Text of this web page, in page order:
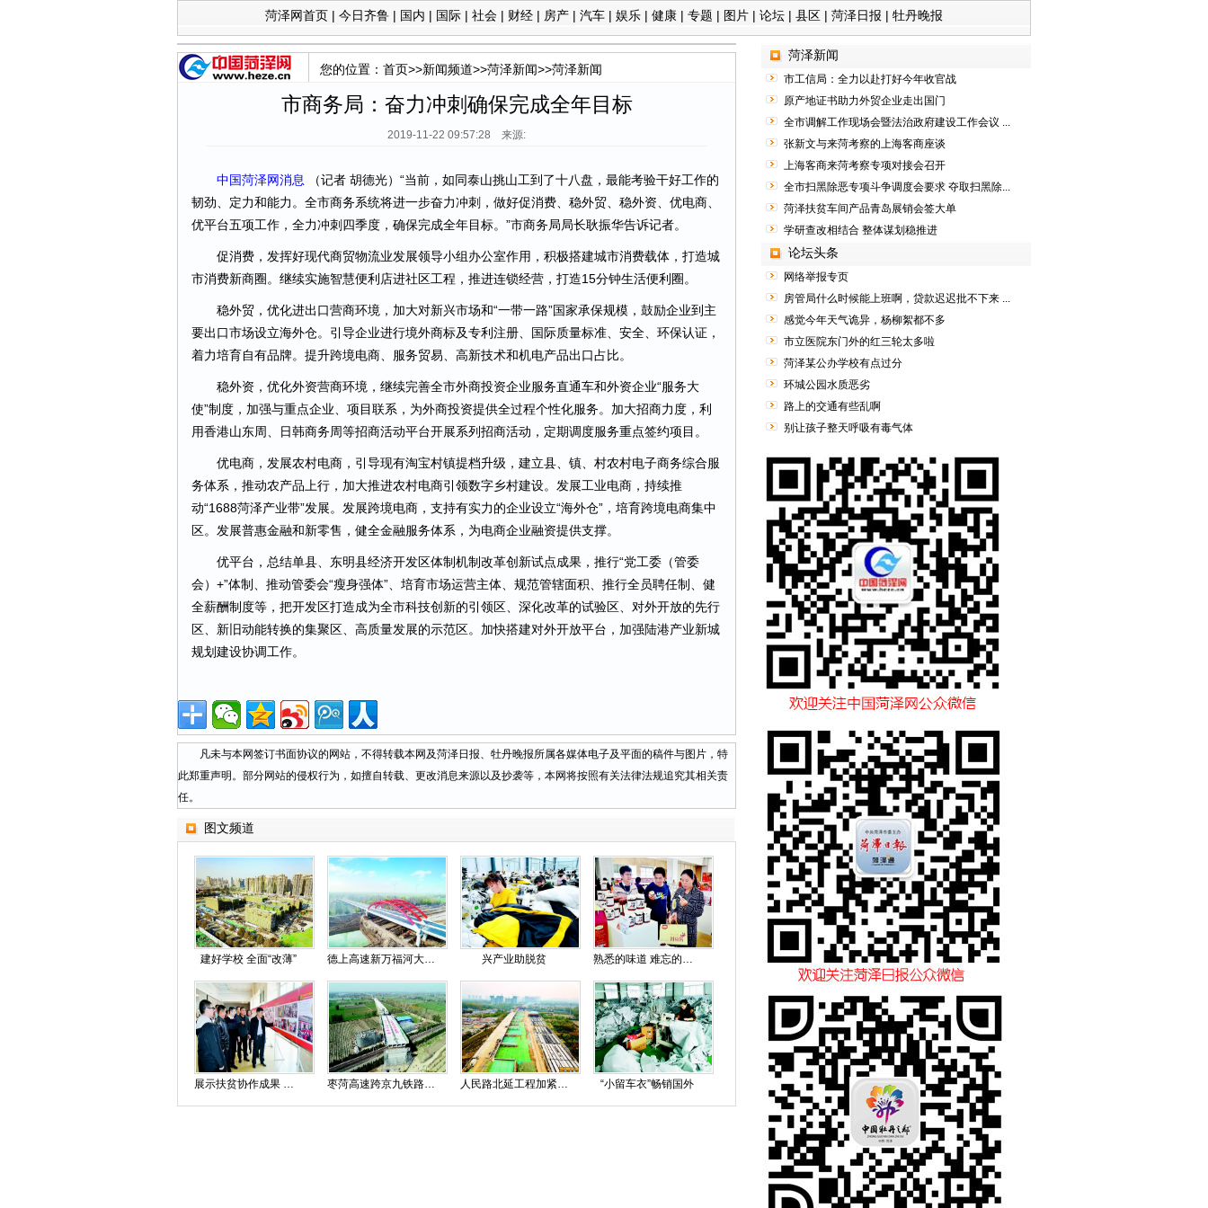
菏泽网首页 | 今日齐鲁 | 国内 | 国际 | 社会 | 财经 | 房产 | 汽车 | 娱乐 | 健康 | 专题 | 图片 | 论坛 | 县区 | 菏泽日报 | 牡丹晚报
您的位置： 首页>>新闻频道>>菏泽新闻>>菏泽新闻
市商务局：奋力冲刺确保完成全年目标
2019-11-22 09:57:28 来源:
中国菏泽网消息
（记者 胡德光）“当前，如同泰山挑山工到了十八盘，最能考验干好工作的
韧劲、定力和能力。全市商务系统将进一步奋力冲刺，做好促消费、稳外贸、稳外资、优电商、
优平台五项工作，全力冲刺四季度，确保完成全年目标。”市商务局局长耿振华告诉记者。
促消费，发挥好现代商贸物流业发展领导小组办公室作用，积极搭建城市消费载体，打造城
市消费新商圈。继续实施智慧便利店进社区工程，推进连锁经营，打造15分钟生活便利圈。
稳外贸，优化进出口营商环境，加大对新兴市场和“一带一路”国家承保规模，鼓励企业到主
要出口市场设立海外仓。引导企业进行境外商标及专利注册、国际质量标准、安全、环保认证，
着力培育自有品牌。提升跨境电商、服务贸易、高新技术和机电产品出口占比。
稳外资，优化外资营商环境，继续完善全市外商投资企业服务直通车和外资企业“服务大
使”制度，加强与重点企业、项目联系，为外商投资提供全过程个性化服务。加大招商力度，利
用香港山东周、日韩商务周等招商活动平台开展系列招商活动，定期调度服务重点签约项目。
优电商，发展农村电商，引导现有淘宝村镇提档升级，建立县、镇、村农村电子商务综合服
务体系，推动农产品上行，加大推进农村电商引领数字乡村建设。发展工业电商，持续推
动“1688菏泽产业带”发展。发展跨境电商，支持有实力的企业设立“海外仓”，培育跨境电商集中
区。发展普惠金融和新零售，健全金融服务体系，为电商企业融资提供支撑。
优平台，总结单县、东明县经济开发区体制机制改革创新试点成果，推行“党工委（管委
会）+”体制、推动管委会“瘦身强体”、培育市场运营主体、规范管辖面积、推行全员聘任制、健
全薪酬制度等，把开发区打造成为全市科技创新的引领区、深化改革的试验区、对外开放的先行
区、新旧动能转换的集聚区、高质量发展的示范区。加快搭建对外开放平台，加强陆港产业新城
规划建设协调工作。
凡未与本网签订书面协议的网站，不得转载本网及菏泽日报、牡丹晚报所属各媒体电子及平面的稿件与图片，特
此郑重声明。部分网站的侵权行为，如擅自转载、更改消息来源以及抄袭等，本网将按照有关法律法规追究其相关责
任。
图文频道
建好学校 全面“改薄” 德上高速新万福河大桥主体完工 兴产业助脱贫 熟悉的味道 难忘的乡情
展示扶贫协作成果 讲述东西协作故事 枣菏高速跨京九铁路桥顺利转体 人民路北延工程加紧施工 “小留车衣”畅销国外
菏泽新闻
市工信局：全力以赴打好今年收官战
原产地证书助力外贸企业走出国门
全市调解工作现场会暨法治政府建设工作会议 ...
张新文与来菏考察的上海客商座谈
上海客商来菏考察专项对接会召开
全市扫黑除恶专项斗争调度会要求 夺取扫黑除...
菏泽扶贫车间产品青岛展销会签大单
学研查改相结合 整体谋划稳推进
论坛头条
网络举报专页
房管局什么时候能上班啊，贷款迟迟批不下来 ...
感觉今年天气诡异，杨柳絮都不多
市立医院东门外的红三轮太多啦
菏泽某公办学校有点过分
环城公园水质恶劣
路上的交通有些乱啊
别让孩子整天呼吸有毒气体